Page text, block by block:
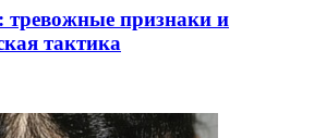
тревожные признаки и
тактика